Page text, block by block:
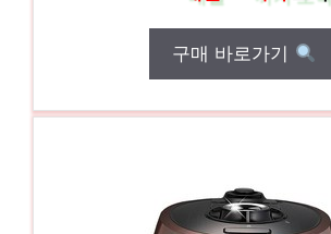
구매 바로가기